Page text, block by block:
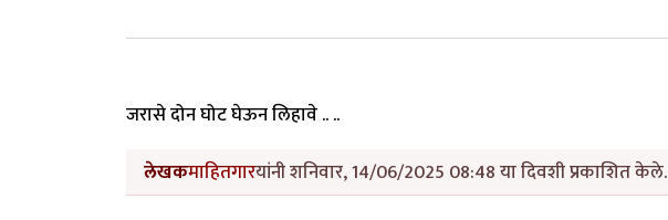
जरासे दोन घोट घेऊन लिहावे .. ..
लेखकमाहितगारयांनी शनिवार, 14/06/2025 08:48 या दिवशी प्रकाशित केले.